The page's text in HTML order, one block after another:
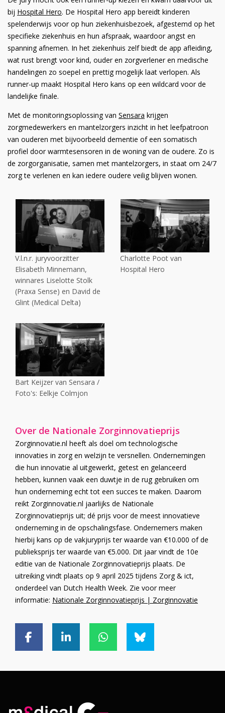
bij Hospital Hero. De Hospital Hero app bereidt kinderen
spelenderwijs voor op hun ziekenhuisbezoek, afgestemd op het
specifieke ziekenhuis en hun afspraak, waardoor angst en
spanning afnemen. In het ziekenhuis zelf biedt de app afleiding,
wat rust brengt voor kind, ouder en zorgverlener en medische
handelingen zo soepel en prettig mogelijk laat verlopen. Als
runner-up maakt Hospital Hero kans op een wildcard voor de
landelijke finale.
Met de monitoringsoplossing van Sensara krijgen
zorgmedewerkers en mantelzorgers inzicht in het leefpatroon
van ouderen met bijvoorbeeld dementie of een somatisch
profiel door warmtesensoren in de woning van de oudere. Zo is
de zorgorganisatie, samen met mantelzorgers, in staat om 24/7
zorg te verlenen en kan iedere oudere veilig blijven wonen.
V.l.n.r. juryvoorzitter
Elisabeth Minnemann,
winnares Liselotte Stolk
(Praxa Sense) en David de
Glint (Medical Delta)
Charlotte Poot van
Hospital Hero
Bart Keijzer van Sensara /
Foto's: Eelkje Colmjon
Over de Nationale Zorginnovatieprijs
Zorginnovatie.nl heeft als doel om technologische
innovaties in zorg en welzijn te versnellen. Ondernemingen
die hun innovatie al uitgewerkt, getest en gelanceerd
hebben, kunnen vaak een duwtje in de rug gebruiken om
hun onderneming echt tot een succes te maken. Daarom
reikt Zorginnovatie.nl jaarlijks de Nationale
Zorginnovatieprijs uit; dé prijs voor de meest innovatieve
onderneming in de opschalingsfase. Ondernemers maken
hierbij kans op de vakjuryprijs ter waarde van €10.000 of de
publieksprijs ter waarde van €5.000. Dit jaar vindt de 10e
editie van de Nationale Zorginnovatieprijs plaats. De
uitreiking vindt plaats op 9 april 2025 tijdens Zorg & ict,
onderdeel van Dutch Health Week. Zie voor meer
informatie: Nationale Zorginnovatieprijs | Zorginnovatie